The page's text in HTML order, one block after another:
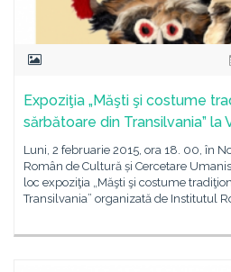
Expoziţia „Măşti şi costume
sărbătoare din Transilvania” la
Luni, 2 februarie 2015, ora 18. 00, în
Român de Cultură și Cercetare
loc expoziţia „Măşti şi costume
Transilvania” organizată de Institutul